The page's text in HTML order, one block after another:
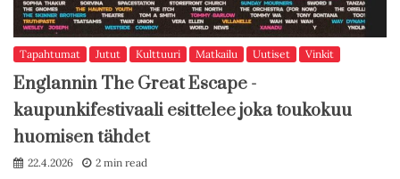
Tapahtumat Jutut Kulttuuri Matkailu Uutiset Vinkit
Englannin The Great Escape -
kaupunkifestivaali esittelee joka toukokuu
huomisen tähdet
22.4.2026 2 min read